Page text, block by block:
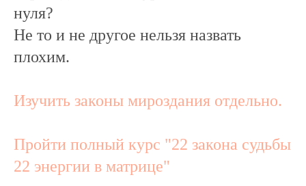
нуля?
Не то и не другое нельзя назвать
плохим.
Изучить законы мироздания отдельно.
Пройти полный курс "22 закона судьбы
22 энергии в матрице"